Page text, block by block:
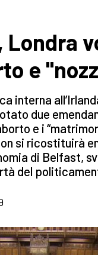
Londra
e
interna
due
e i
si ricostituirà
di Belfast,
del